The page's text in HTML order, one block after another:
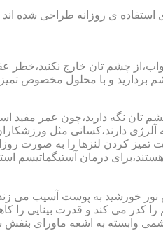
ی روزانه طراحی شده اند
چشم تان خارج نکنید،خطر
بردارید و با محلول مخصوص
نگه دارید،چون عمر مفید
دارند،کسانی مثل
کردن لنزها را به صورت
درمان آستیگماتیسم
کدر می کند و قدرت بینایی
وابسته به اشعه ماورای